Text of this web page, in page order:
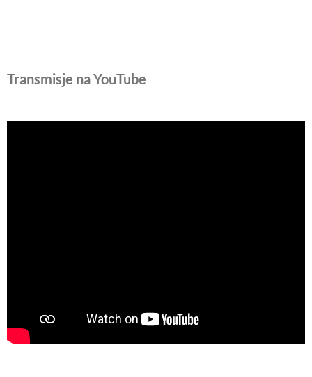
Transmisje na YouTube